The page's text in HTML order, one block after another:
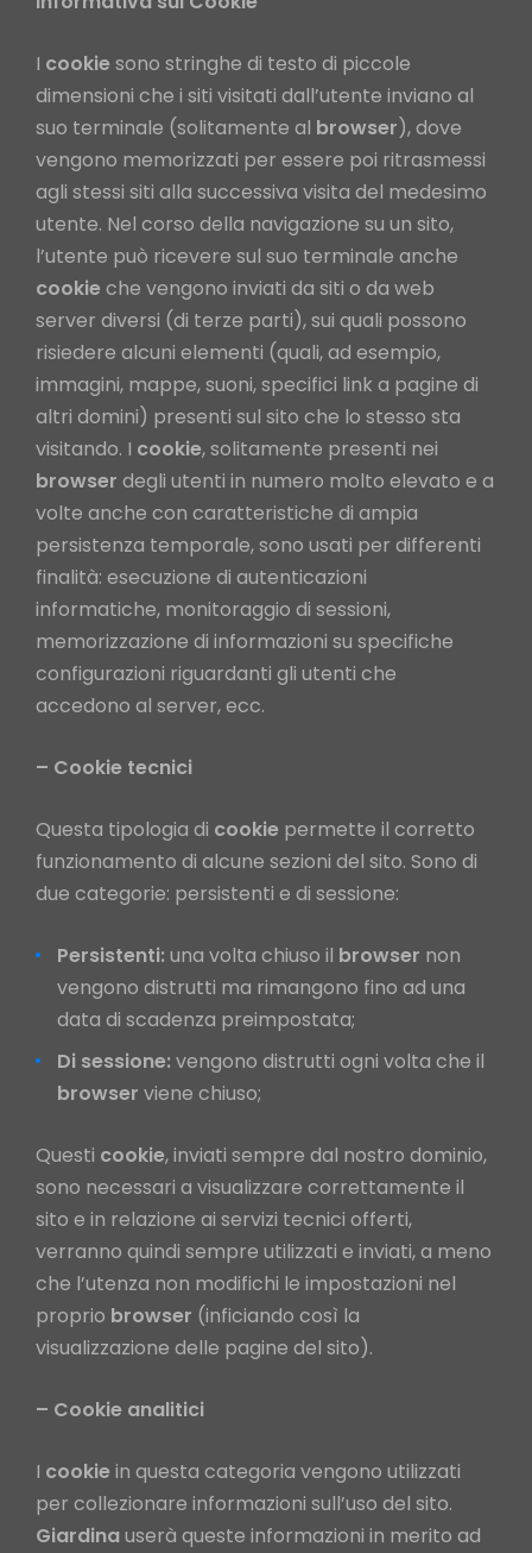
I cookie sono stringhe di testo di piccole
dimensioni che i siti visitati dall’utente inviano al
suo terminale (solitamente al browser), dove
vengono memorizzati per essere poi ritrasmessi
agli stessi siti alla successiva visita del medesimo
utente. Nel corso della navigazione su un sito,
l’utente può ricevere sul suo terminale anche
cookie che vengono inviati da siti o da web
server diversi (di terze parti), sui quali possono
risiedere alcuni elementi (quali, ad esempio,
immagini, mappe, suoni, specifici link a pagine di
altri domini) presenti sul sito che lo stesso sta
visitando. I cookie, solitamente presenti nei
browser degli utenti in numero molto elevato e a
volte anche con caratteristiche di ampia
persistenza temporale, sono usati per differenti
finalità: esecuzione di autenticazioni
informatiche, monitoraggio di sessioni,
memorizzazione di informazioni su specifiche
configurazioni riguardanti gli utenti che
accedono al server, ecc.
– Cookie tecnici
Questa tipologia di cookie permette il corretto
funzionamento di alcune sezioni del sito. Sono di
due categorie: persistenti e di sessione:
Persistenti: una volta chiuso il browser non
vengono distrutti ma rimangono fino ad una
data di scadenza preimpostata;
Di sessione: vengono distrutti ogni volta che il
browser viene chiuso;
Questi cookie, inviati sempre dal nostro dominio,
sono necessari a visualizzare correttamente il
sito e in relazione ai servizi tecnici offerti,
verranno quindi sempre utilizzati e inviati, a meno
che l’utenza non modifichi le impostazioni nel
proprio browser (inficiando così la
visualizzazione delle pagine del sito).
– Cookie analitici
I cookie in questa categoria vengono utilizzati
per collezionare informazioni sull’uso del sito.
Giardinauserà queste informazioni in merito ad